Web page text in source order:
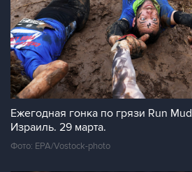
Ежегодная гонка по грязи Run
Израиль. 29 марта.
Фото: EPA/Vostock-photo